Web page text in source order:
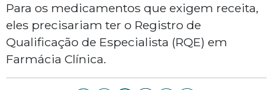
Para os medicamentos que exigem receita,
eles precisariam ter o Registro de
Qualificação de Especialista (RQE) em
Farmácia Clínica.